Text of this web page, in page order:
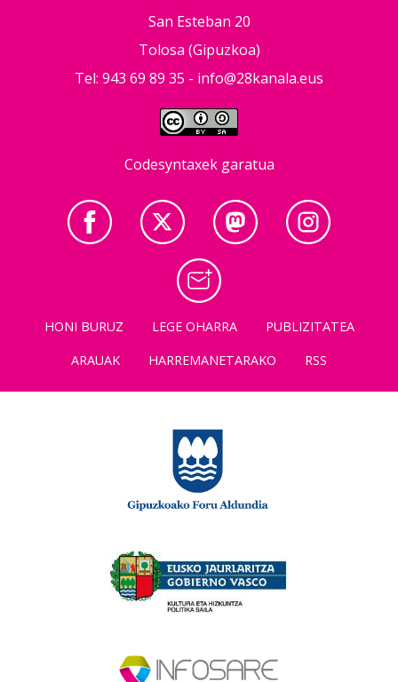
San Esteban 20
Tolosa (Gipuzkoa)
Tel: 943 69 89 35 - info@28kanala.eus
Codesyntaxek garatua
HONI BURUZ LEGE OHARRA
PUBLIZITATEA
ARAUAK
HARREMANETARAKO RSS